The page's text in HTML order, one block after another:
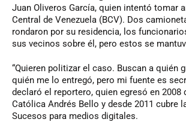
Juan Oliveros García, quien intentó tomar
Central de Venezuela (BCV). Dos
rondaron por su residencia, los
sus vecinos sobre él, pero estos se
“Quieren politizar el caso. Buscan a quién
quién me lo entregó, pero mi fuente es
declaró el reportero, quien egresó en 2008
Católica Andrés Bello y desde 2011 cubre
Sucesos para medios digitales.